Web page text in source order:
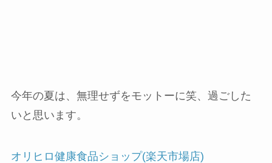
今年の夏は、無理せずをモットーに笑、過ごした
いと思います。
オリヒロ健康食品ショップ(楽天市場店)